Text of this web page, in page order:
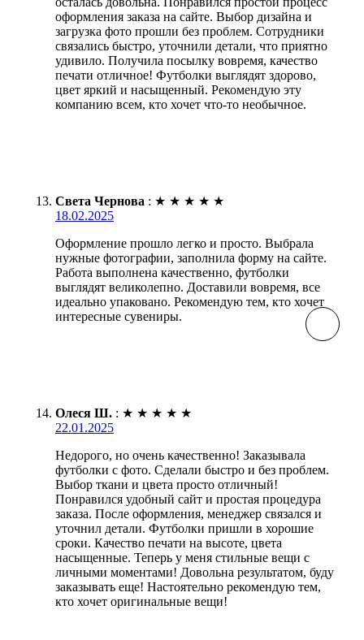
оформления заказа на сайте. Выбор дизайна и
загрузка фото прошли без проблем. Сотрудники
связались быстро, уточнили детали, что приятно
удивило. Получила посылку вовремя, качество
печати отличное! Футболки выглядят здорово,
цвет яркий и насыщенный. Рекомендую эту
компанию всем, кто хочет что-то необычное.
Света Чернова : ★ ★ ★ ★ ★
18.02.2025
Оформление прошло легко и просто. Выбрала
нужные фотографии, заполнила форму на сайте.
Работа выполнена качественно, футболки
выглядят великолепно. Доставили вовремя, все
идеально упаковано. Рекомендую тем, кто хочет
интересные сувениры.
Олеся Ш. : ★ ★ ★ ★ ★
22.01.2025
Недорого, но очень качественно! Заказывала
футболки с фото. Сделали быстро и без проблем.
Выбор ткани и цвета просто отличный!
Понравился удобный сайт и простая процедура
заказа. После оформления, менеджер связался и
уточнил детали. Футболки пришли в хорошие
сроки. Качество печати на высоте, цвета
насыщенные. Теперь у меня стильные вещи с
личными моментами! Довольна результатом, буду
заказывать еще! Настоятельно рекомендую тем,
кто хочет оригинальные вещи!